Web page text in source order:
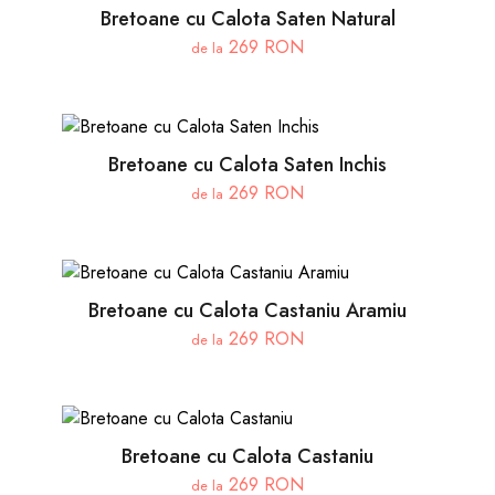
Bretoane cu Calota Saten Natural
de la 269 RON
Bretoane cu Calota Saten Inchis
de la 269 RON
Bretoane cu Calota Castaniu Aramiu
de la 269 RON
Bretoane cu Calota Castaniu
de la 269 RON